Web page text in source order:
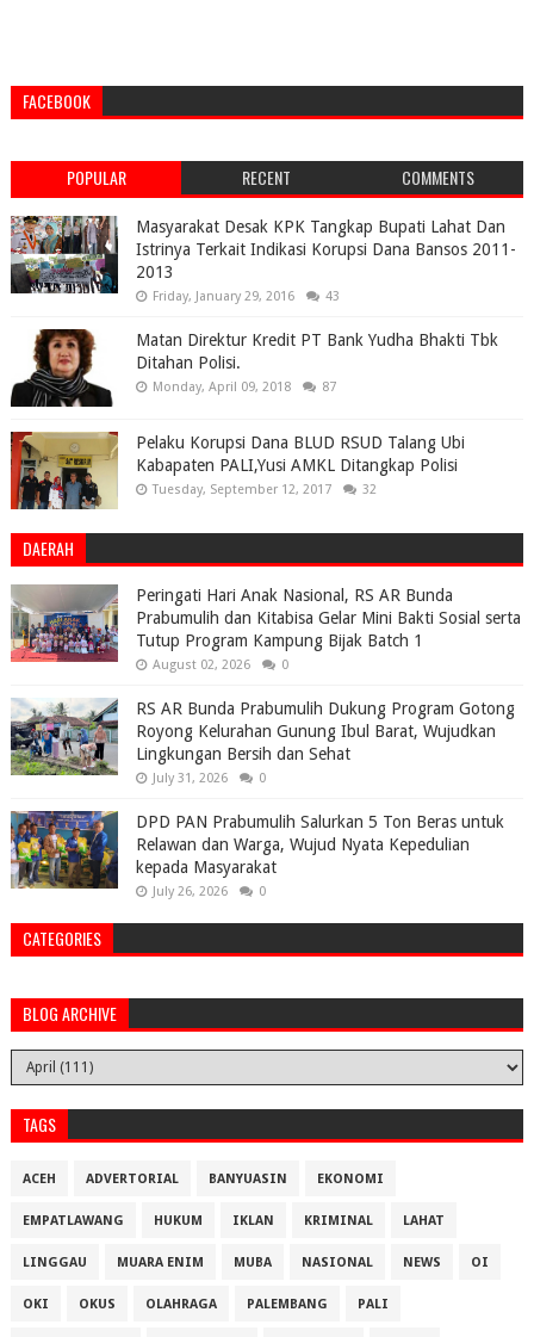
FACEBOOK
POPULAR RECENT COMMENTS
Masyarakat Desak KPK Tangkap Bupati Lahat Dan
Istrinya Terkait Indikasi Korupsi Dana Bansos 2011-
2013
Friday, January 29, 2016 43
Matan Direktur Kredit PT Bank Yudha Bhakti Tbk
Ditahan Polisi.
Monday, April 09, 2018 87
Pelaku Korupsi Dana BLUD RSUD Talang Ubi
Kabapaten PALI,Yusi AMKL Ditangkap Polisi
Tuesday, September 12, 2017 32
DAERAH
Peringati Hari Anak Nasional, RS AR Bunda
Prabumulih dan Kitabisa Gelar Mini Bakti Sosial serta
Tutup Program Kampung Bijak Batch 1
August 02, 2026 0
RS AR Bunda Prabumulih Dukung Program Gotong
Royong Kelurahan Gunung Ibul Barat, Wujudkan
Lingkungan Bersih dan Sehat
July 31, 2026 0
DPD PAN Prabumulih Salurkan 5 Ton Beras untuk
Relawan dan Warga, Wujud Nyata Kepedulian
kepada Masyarakat
July 26, 2026 0
CATEGORIES
BLOG ARCHIVE
TAGS
ACEH ADVERTORIAL BANYUASIN EKONOMI
EMPATLAWANG HUKUM IKLAN KRIMINAL LAHAT
LINGGAU MUARA ENIM MUBA NASIONAL NEWS OI
OKI OKUS OLAHRAGA PALEMBANG PALI